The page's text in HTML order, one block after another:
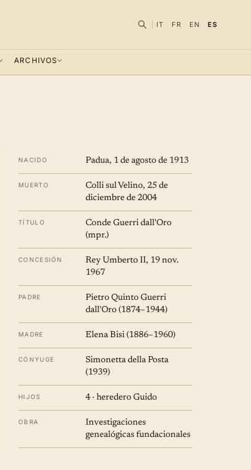
IT FR EN ES
ARCHIVOS
NACIDO Padua, 1 de agosto de 1913
MUERTO
Colli sul Velino, 25 de
diciembre de 2004
TÍTULO
Conde Guerri dall'Oro
(mpr.)
CONCESIÓN
Rey Umberto II, 19 nov.
1967
PADRE
Pietro Quinto Guerri
dall'Oro (1874–1944)
MADRE Elena Bisi (1886–1960)
CÓNYUGE
Simonetta della Posta
(1939)
HIJOS 4 · heredero Guido
OBRA
Investigaciones
genealógicas fundacionales